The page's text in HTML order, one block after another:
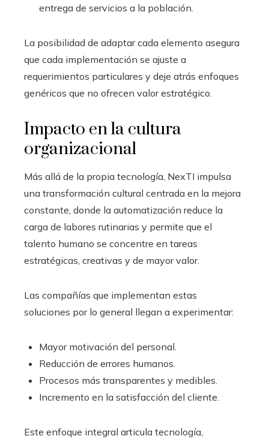
entrega de servicios a la población.
La posibilidad de adaptar cada elemento asegura
que cada implementación se ajuste a
requerimientos particulares y deje atrás enfoques
genéricos que no ofrecen valor estratégico.
Impacto en la cultura
organizacional
Más allá de la propia tecnología, NexTI impulsa
una transformación cultural centrada en la mejora
constante, donde la automatización reduce la
carga de labores rutinarias y permite que el
talento humano se concentre en tareas
estratégicas, creativas y de mayor valor.
Las compañías que implementan estas
soluciones por lo general llegan a experimentar:
Mayor motivación del personal.
Reducción de errores humanos.
Procesos más transparentes y medibles.
Incremento en la satisfacción del cliente.
Este enfoque integral articula tecnología,